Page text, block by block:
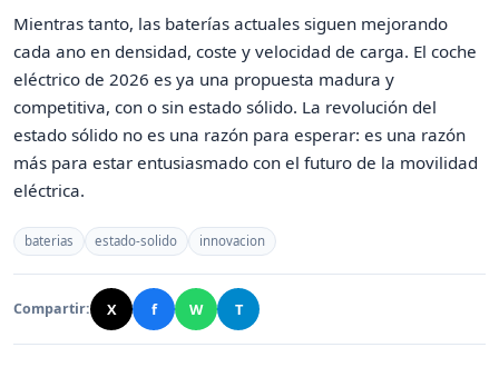
Mientras tanto, las baterías actuales siguen mejorando
cada ano en densidad, coste y velocidad de carga. El coche
eléctrico de 2026 es ya una propuesta madura y
competitiva, con o sin estado sólido. La revolución del
estado sólido no es una razón para esperar: es una razón
más para estar entusiasmado con el futuro de la movilidad
eléctrica.
baterias estado-solido innovacion
Compartir: X f W T